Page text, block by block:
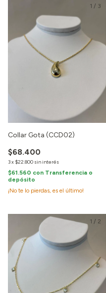
1 / 3
Collar Gota (CCD02)
$68.400
3x $22.800 sin interés
$61.560 con Transferencia o
depósito
¡No te lo pierdas, es el último!
1 / 2